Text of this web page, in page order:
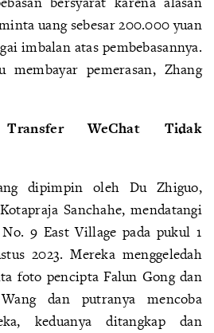
uang sebesar 200.000 yuan
imbalan atas pembebasannya.
membayar pemerasan, Zhang
WeChat Tidak
dipimpin oleh Du Zhiguo,
Sanchahe, mendatangi
9 East Village pada pukul 1
2023. Mereka menggeledah
foto pencipta Falun Gong dan
dan putranya mencoba
keduanya ditangkap dan